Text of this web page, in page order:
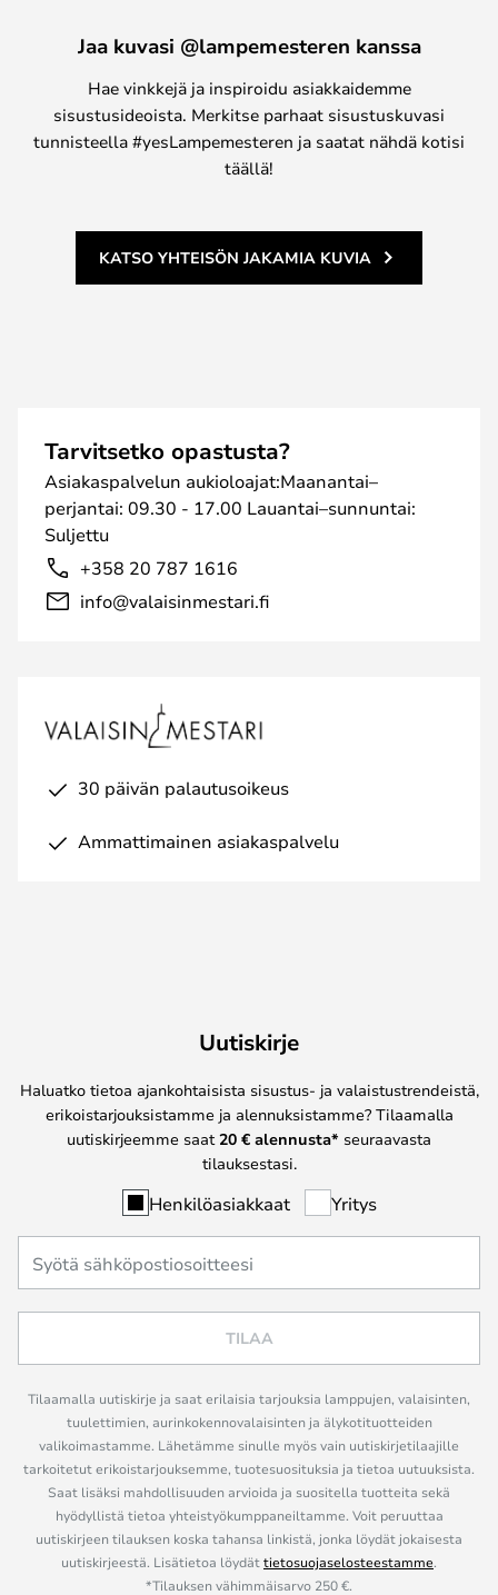
Jaa kuvasi @lampemesteren kanssa
Hae vinkkejä ja inspiroidu asiakkaidemme
sisustusideoista. Merkitse parhaat sisustuskuvasi
tunnisteella #yesLampemesteren ja saatat nähdä kotisi
täällä!
KATSO YHTEISÖN JAKAMIA KUVIA
Tarvitsetko opastusta?
Asiakaspalvelun aukioloajat:Maanantai–
perjantai: 09.30 - 17.00 Lauantai–sunnuntai:
Suljettu
+358 20 787 1616
info@valaisinmestari.fi
30 päivän palautusoikeus
Ammattimainen asiakaspalvelu
Uutiskirje
Haluatko tietoa ajankohtaisista sisustus- ja valaistustrendeistä,
erikoistarjouksistamme ja alennuksistamme? Tilaamalla
uutiskirjeemme saat 20 € alennusta* seuraavasta
tilauksestasi.
Henkilöasiakkaat Yritys
TILAA
Tilaamalla uutiskirje ja saat erilaisia tarjouksia lamppujen, valaisinten,
tuulettimien, aurinkokennovalaisinten ja älykotituotteiden
valikoimastamme. Lähetämme sinulle myös vain uutiskirjetilaajille
tarkoitetut erikoistarjouksemme, tuotesuosituksia ja tietoa uutuuksista.
Saat lisäksi mahdollisuuden arvioida ja suositella tuotteita sekä
hyödyllistä tietoa yhteistyökumppaneiltamme. Voit peruuttaa
uutiskirjeen tilauksen koska tahansa linkistä, jonka löydät jokaisesta
uutiskirjeestä. Lisätietoa löydättietosuojaselosteestamme.
*Tilauksen vähimmäisarvo 250 €.